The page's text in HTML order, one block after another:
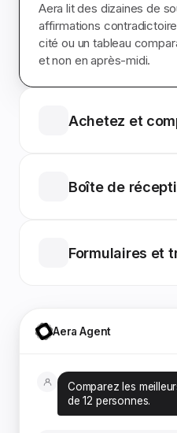
Aera lit des dizaines de
affirmations
cité ou un tableau
et non en après-midi.
Achetez et
Boîte de
Formulaires et
Aera Agent
Comparez les
de 12 personnes.